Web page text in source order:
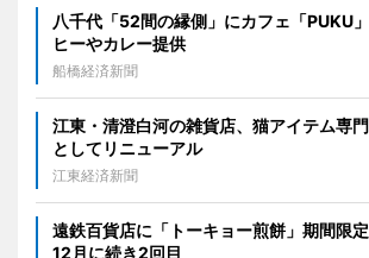
八千代「52間の縁側」にカフェ「PUKU
ヒーやカレー提供
船橋経済新聞
江東・清澄白河の雑貨店、猫アイテム専門
としてリニューアル
江東経済新聞
遠鉄百貨店に「トーキョー煎餅」期間限
12月に続き2回目